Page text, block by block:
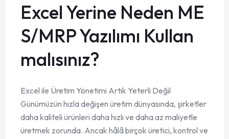
Excel Yerine Neden ME
S/MRP Yazılımı Kullan
malısınız?
Excel ile Üretim Yönetimi Artık Yeterli Değil
Günümüzün hızla değişen üretim dünyasında, şirketler
daha kaliteli ürünleri daha hızlı ve daha az maliyetle
üretmek zorunda. Ancak hâlâ birçok üretici, kontrol ve